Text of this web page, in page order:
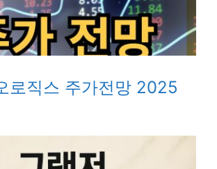
로직스 주가전망 2025